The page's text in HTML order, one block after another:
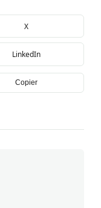
X
LinkedIn
Copier